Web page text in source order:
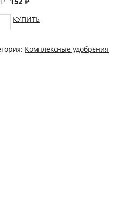
КУПИТЬ
Комплексные удобрения